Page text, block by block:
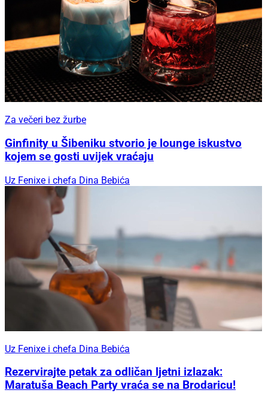
Za večeri bez žurbe
Ginfinity u Šibeniku stvorio je lounge iskustvo
kojem se gosti uvijek vraćaju
Uz Fenixe i chefa Dina Bebića
Uz Fenixe i chefa Dina Bebića
Rezervirajte petak za odličan ljetni izlazak:
Maratuša Beach Party vraća se na Brodaricu!